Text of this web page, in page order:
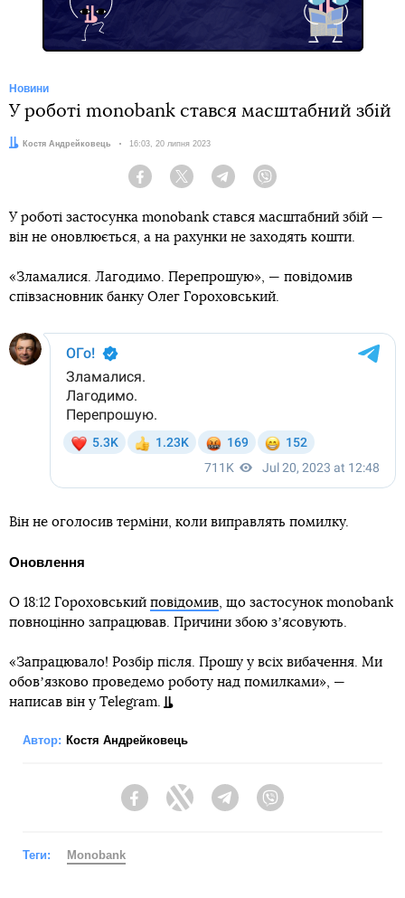
Новини
У роботі monobank стався масштабний збій
Автор:Костя Андрейковець Дата:
16:03, 20 липня 2023
Facebook Twitter Telegram
У роботі застосунка monobank стався масштабний збій —
він не оновлюється, а на рахунки не заходять кошти.
«Зламалися. Лагодимо. Перепрошую», — повідомив
співзасновник банку Олег Гороховський.
Він не оголосив терміни, коли виправлять помилку.
Оновлення
О 18:12 Гороховський повідомив, що застосунок monobank
повноцінно запрацював. Причини збою зʼясовують.
«Запрацювало! Розбір після. Прошу у всіх вибачення. Ми
обовʼязково проведемо роботу над помилками», —
написав він у Telegram.
Автор: Костя Андрейковець
FacebookTwitter Telegram
Теги: Monobank